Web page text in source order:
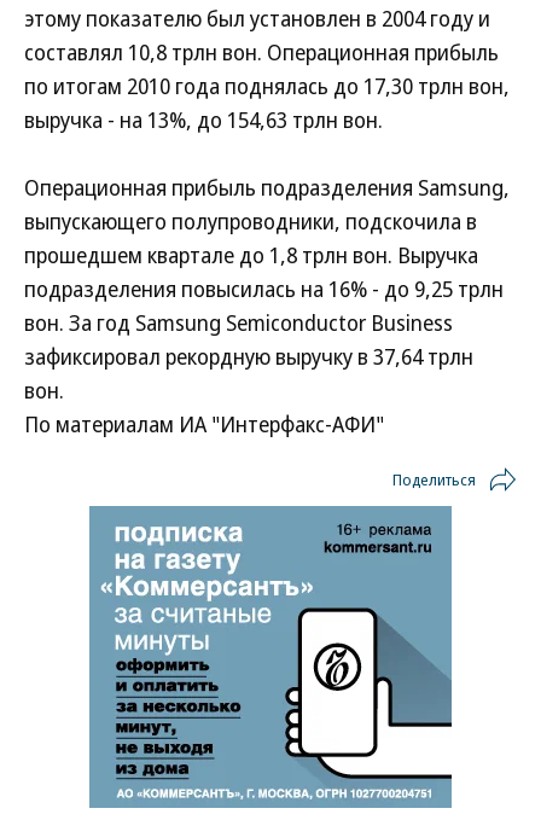
этому показателю был установлен в 2004 году и
составлял 10,8 трлн вон. Операционная прибыль
по итогам 2010 года поднялась до 17,30 трлн вон,
выручка - на 13%, до 154,63 трлн вон.
Операционная прибыль подразделения Samsung,
выпускающего полупроводники, подскочила в
прошедшем квартале до 1,8 трлн вон. Выручка
подразделения повысилась на 16% - до 9,25 трлн
вон. За год Samsung Semiconductor Business
зафиксировал рекордную выручку в 37,64 трлн
вон.
По материалам ИА "Интерфакс-АФИ"
Поделиться